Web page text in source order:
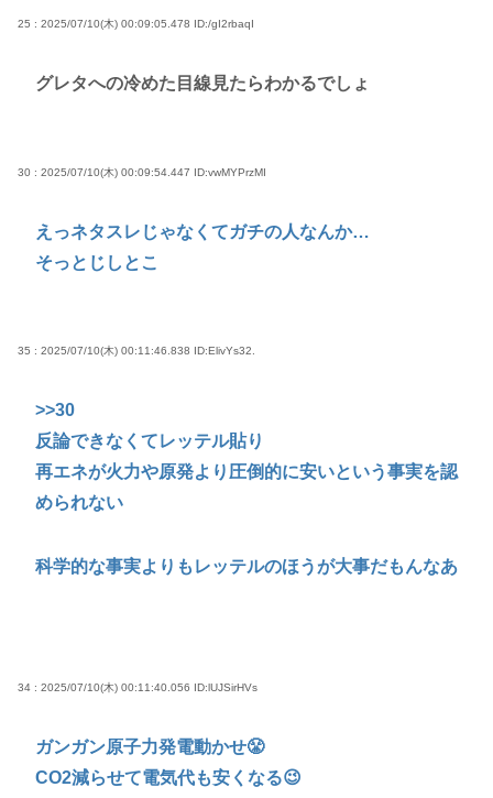
25 : 2025/07/10(木) 00:09:05.478 ID:/gI2rbaqI
グレタへの冷めた目線見たらわかるでしょ
30 : 2025/07/10(木) 00:09:54.447 ID:vwMYPrzMI
えっネタスレじゃなくてガチの人なんか…
そっとじしとこ
35 : 2025/07/10(木) 00:11:46.838 ID:ElivYs32.
>>30
反論できなくてレッテル貼り
再エネが火力や原発より圧倒的に安いという事実を認
められない
科学的な事実よりもレッテルのほうが大事だもんなあ
34 : 2025/07/10(木) 00:11:40.056 ID:lUJSirHVs
ガンガン原子力発電動かせ😤
CO2減らせて電気代も安くなる😉